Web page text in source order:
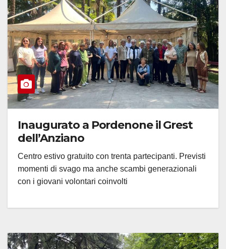
Inaugurato a Pordenone il Grest
dell’Anziano
Centro estivo gratuito con trenta partecipanti. Previsti
momenti di svago ma anche scambi generazionali
con i giovani volontari coinvolti